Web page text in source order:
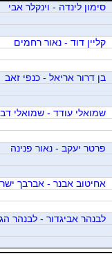
סימון לינדה - וינקלר אבי
קליין דוד - נאור רחמים
בן דרור אריאל - כנפי זאב
שמואלי עודד - שמואלי
פרטר יעקב - נאור פנינה
אחיטוב אבנר - אברבך
לבנהר אביגדור - לבנהר